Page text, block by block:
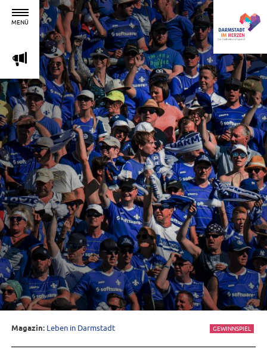
MENÜ
m
Magazin: Leben in Darmstadt GEWINNSPIEL